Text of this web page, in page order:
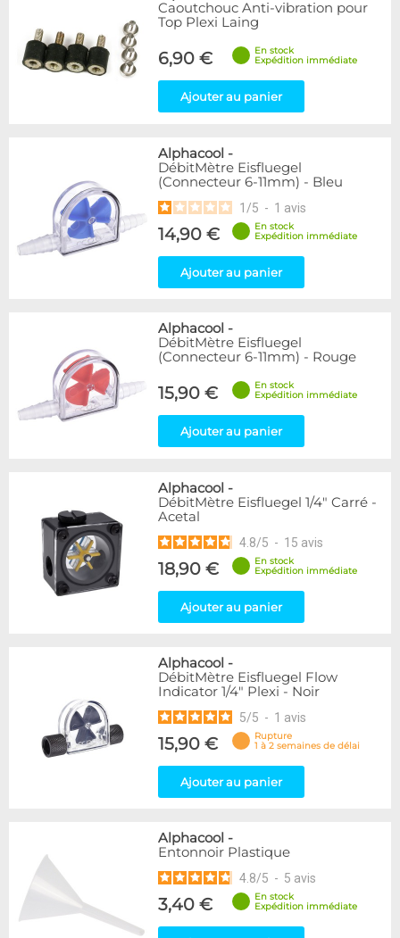
Articles en promotions
Appliquer
Caoutchouc Anti-vibration pour
Top Plexi Laing
6,90 €
En stock
Expédition immédiate
Ajouter au panier
Alphacool -
DébitMètre Eisfluegel
(Connecteur 6-11mm) - Bleu
1 /5 - 1 avis
14,90 €
En stock
Expédition immédiate
Ajouter au panier
Alphacool -
DébitMètre Eisfluegel
(Connecteur 6-11mm) - Rouge
15,90 €
En stock
Expédition immédiate
Ajouter au panier
Alphacool -
DébitMètre Eisfluegel 1/4" Carré -
Acetal
4.8/5 - 15 avis
18,90 €
En stock
Expédition immédiate
Ajouter au panier
Alphacool -
DébitMètre Eisfluegel Flow
Indicator 1/4" Plexi - Noir
5/5 - 1 avis
15,90 €
Rupture
1 à 2 semaines de délai
Ajouter au panier
Alphacool -
Entonnoir Plastique
4.8/5 - 5 avis
3,40 €
En stock
Expédition immédiate